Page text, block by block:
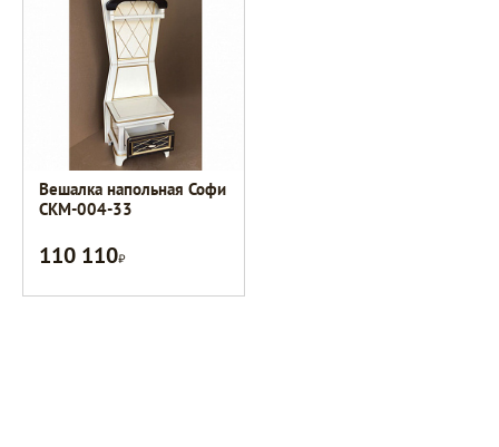
Вешалка напольная Софи
СКМ-004-33
110 110Р